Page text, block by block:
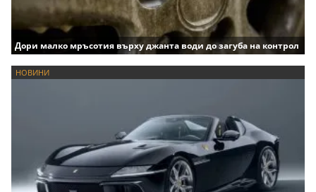
Дори малко мръсотия върху джанта води до загуба на контрол
НОВИНИ